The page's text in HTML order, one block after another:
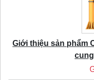
Giới thiệu sản phẩm